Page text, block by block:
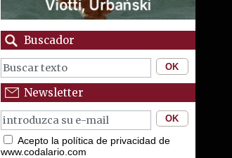
Buscador
Newsletter
Acepto la política de privacidad de
www.codalario.com